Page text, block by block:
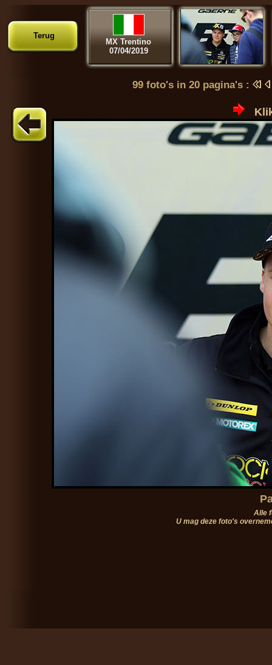
Terug
MX Trentino
07/04/2019
99 foto's in 20 pagina's :
Alle
U mag deze foto's